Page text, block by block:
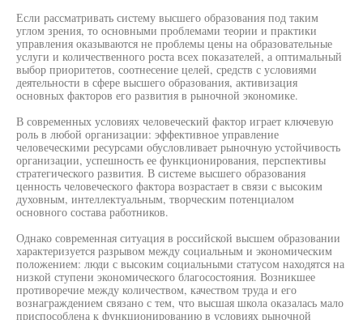
Если рассматривать систему высшего образования под таким
углом зрения, то основными проблемами теории и практики
управления оказываются не проблемы цены на образовательные
услуги и количественного роста всех показателей, а оптимальный
выбор приоритетов, соотнесение целей, средств с условиями
деятельности в сфере высшего образования, активизация
основных факторов его развития в рыночной экономике.
В современных условиях человеческий фактор играет ключевую
роль в любой организации: эффективное управление
человеческими ресурсами обусловливает рыночную устойчивость
организации, успешность ее функционирования, перспективы
стратегического развития. В системе высшего образования
ценность человеческого фактора возрастает в связи с высоким
духовным, интеллектуальным, творческим потенциалом
основного состава работников.
Однако современная ситуация в российской высшем образовании
характеризуется разрывом между социальным и экономическим
положением: люди с высоким социальными статусом находятся на
низкой ступени экономического благосостояния. Возникшее
противоречие между количеством, качеством труда и его
вознаграждением связано с тем, что высшая школа оказалась мало
приспособлена к функционированию в условиях рыночной